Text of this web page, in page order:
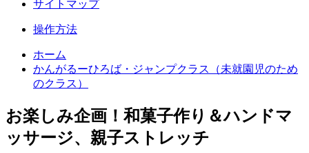
サイトマップ
操作方法
ホーム
かんがるーひろば・ジャンプクラス（未就園児のため
のクラス）
お楽しみ企画！和菓子作り＆ハンドマ
ッサージ、親子ストレッチ